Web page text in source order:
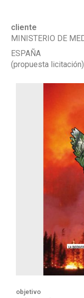
cliente
MINISTERIO DE
ESPAÑA
(propuesta licitación)
objetivo